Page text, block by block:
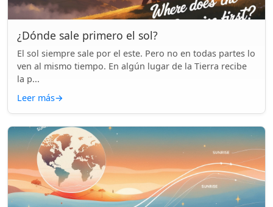
¿Dónde sale primero el sol?
El sol siempre sale por el este. Pero no en todas partes lo
ven al mismo tiempo. En algún lugar de la Tierra recibe
la p...
Leer más→